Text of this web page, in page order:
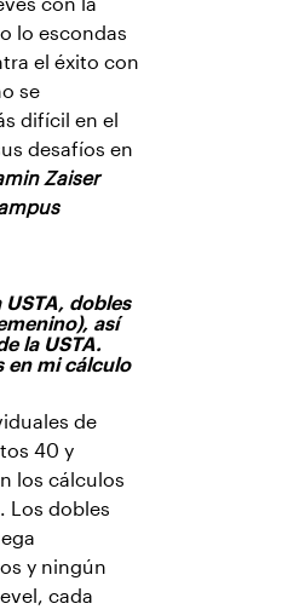
con la
lo escondas
el éxito con
se
difícil en el
desafíos en
Zaiser
USTA, dobles
así
la USTA.
en mi cálculo
de
40 y
los cálculos
Los dobles
y ningún
cada